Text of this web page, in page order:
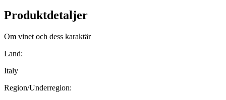
Produktdetaljer
Om vinet och dess karaktär
Land:
Italy
Region/Underregion: